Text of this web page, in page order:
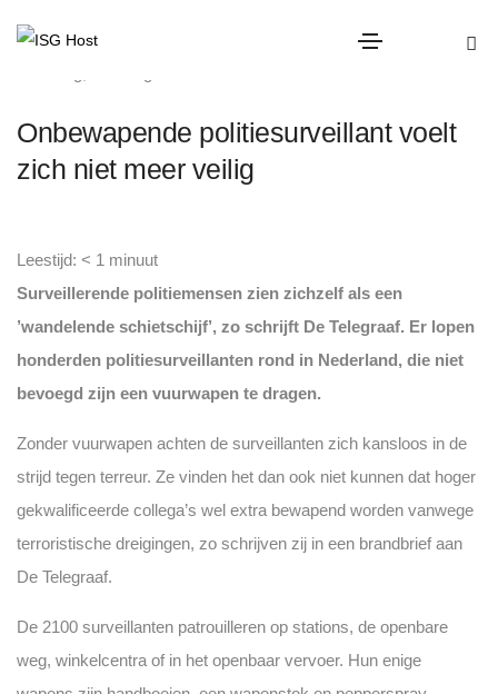
Onbewapende politiesurveillant voelt
zich niet meer veilig
Leestijd: < 1 minuut
Surveillerende politiemensen zien zichzelf als een
’wandelende schietschijf’, zo schrijft De Telegraaf. Er lopen
honderden politiesurveillanten rond in Nederland, die niet
bevoegd zijn een vuurwapen te dragen.
Zonder vuurwapen achten de surveillanten zich kansloos in de
strijd tegen terreur. Ze vinden het dan ook niet kunnen dat hoger
gekwalificeerde collega’s wel extra bewapend worden vanwege
terroristische dreigingen, zo schrijven zij in een brandbrief aan
De Telegraaf.
De 2100 surveillanten patrouilleren op stations, de openbare
weg, winkelcentra of in het openbaar vervoer. Hun enige